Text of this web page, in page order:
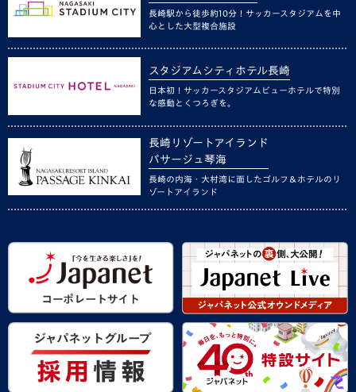
長崎駅から徒歩約10分！サッカースタジアムを中
心とした大型複合施設
スタジアムシティホテル長崎
日本初！サッカースタジアムビューホテルで特別
な感動とくつろぎを。
長崎リゾートアイランド
パサージュ琴海
長崎の内海・大村湾に面したゴルフ＆ホテルのリ
ゾートアイランド